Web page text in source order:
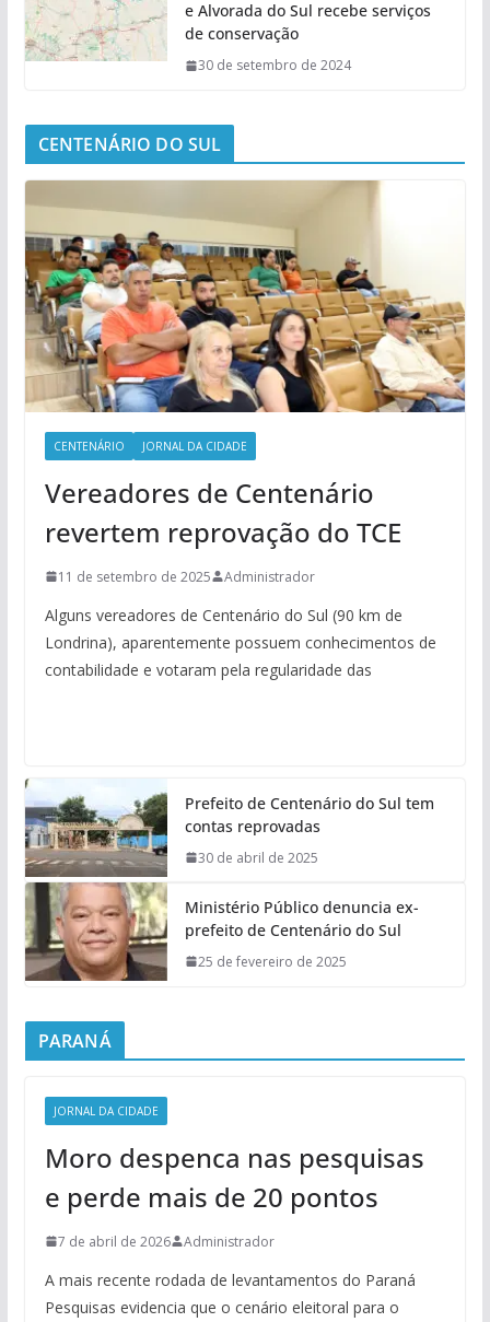
e Alvorada do Sul recebe serviços
de conservação
30 de setembro de 2024
CENTENÁRIO DO SUL
CENTENÁRIO JORNAL DA CIDADE
Vereadores de Centenário
revertem reprovação do TCE
11 de setembro de 2025 Administrador
Alguns vereadores de Centenário do Sul (90 km de
Londrina), aparentemente possuem conhecimentos de
contabilidade e votaram pela regularidade das
Prefeito de Centenário do Sul tem
contas reprovadas
30 de abril de 2025
Ministério Público denuncia ex-
prefeito de Centenário do Sul
25 de fevereiro de 2025
PARANÁ
JORNAL DA CIDADE
Moro despenca nas pesquisas
e perde mais de 20 pontos
7 de abril de 2026 Administrador
A mais recente rodada de levantamentos do Paraná
Pesquisas evidencia que o cenário eleitoral para o